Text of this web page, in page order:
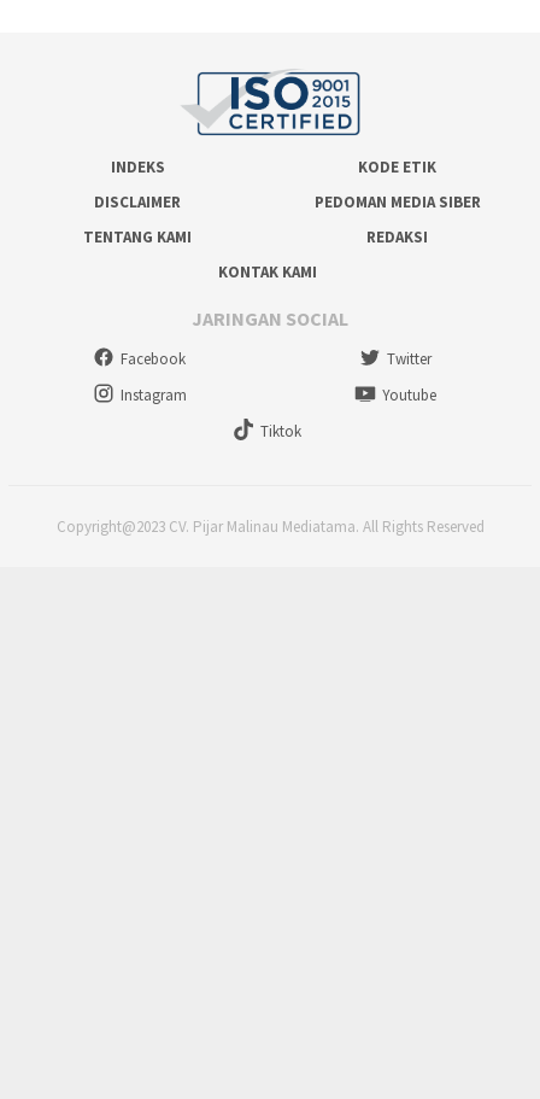
INDEKS
KODE ETIK
DISCLAIMER
PEDOMAN MEDIA SIBER
TENTANG KAMI
REDAKSI
KONTAK KAMI
JARINGAN SOCIAL
Facebook
Twitter
Instagram
Youtube
Tiktok
Copyright@2023 CV. Pijar Malinau Mediatama. All Rights Reserved